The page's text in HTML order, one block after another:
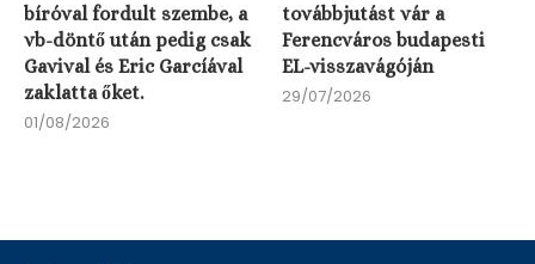
bíróval fordult szembe, a
vb-döntő után pedig csak
Gavival és Eric Garcíával
zaklatta őket.
01/08/2026
továbbjutást vár a
Ferencváros budapesti
EL-visszavágóján
29/07/2026